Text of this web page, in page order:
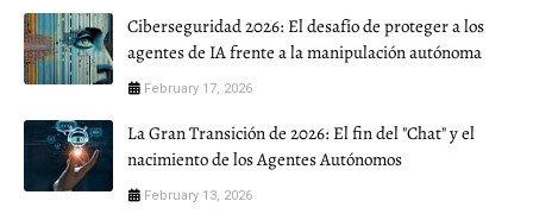
Ciberseguridad 2026: El desafío de proteger a los
agentes de IA frente a la manipulación autónoma
February 17, 2026
La Gran Transición de 2026: El fin del "Chat" y el
nacimiento de los Agentes Autónomos
February 13, 2026